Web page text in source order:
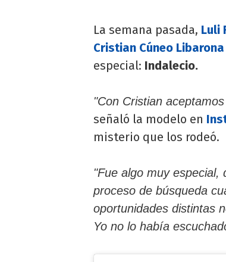
La semana pasada, Luli
Cristian Cúneo Libarona
especial: Indalecio.
"Con Cristian
señaló la modelo en
misterio que los rodeó.
"Fue algo muy
proceso de búsqueda
oportunidades distintas
Yo no lo había